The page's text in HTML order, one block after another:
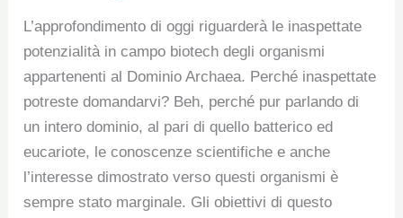
L’approfondimento di oggi riguarderà le inaspettate
potenzialità in campo biotech degli organismi
appartenenti al Dominio Archaea. Perché inaspettate
potreste domandarvi? Beh, perché pur parlando di
un intero dominio, al pari di quello batterico ed
eucariote, le conoscenze scientifiche e anche
l’interesse dimostrato verso questi organismi è
sempre stato marginale. Gli obiettivi di questo